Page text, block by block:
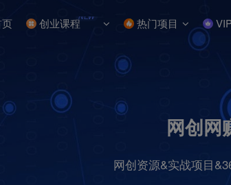
创业课程NEW 热门项目
网创网
网创资源&实战项目